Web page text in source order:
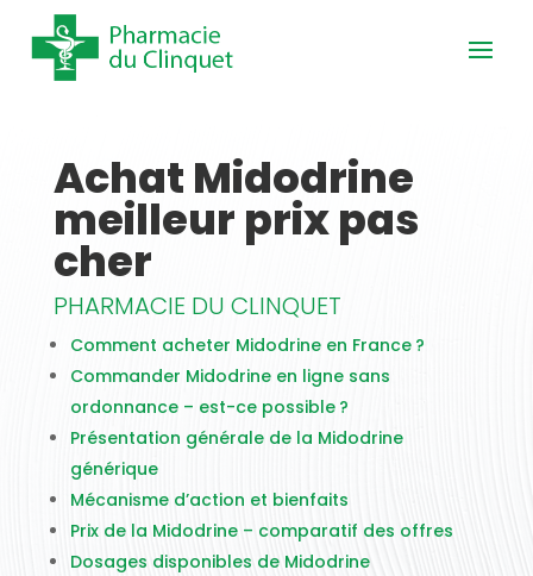
Achat Midodrine
meilleur prix pas
cher
PHARMACIE DU CLINQUET
Comment acheter Midodrine en France ?
Commander Midodrine en ligne sans
ordonnance – est-ce possible ?
Présentation générale de la Midodrine
générique
Mécanisme d’action et bienfaits
Prix de la Midodrine – comparatif des offres
Dosages disponibles de Midodrine